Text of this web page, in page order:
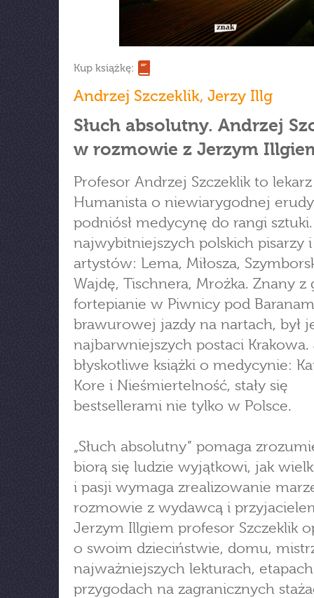
Kup książkę:
Andrzej Szczeklik, Jerzy Illg
Słuch absolutny. Andrzej
w rozmowie z Jerzym
Profesor Andrzej Szczeklik to
Humanista o niewiarygodnej
podniósł medycynę do rangi sztuki.
najwybitniejszych polskich pisarzy i
artystów: Lema, Miłosza,
Wajdę, Tischnera, Mrożka. Znany z
fortepianie w Piwnicy pod
brawurowej jazdy na nartach, był
najbarwniejszych postaci Krakowa.
błyskotliwe książki o medycynie:
Kore i Nieśmiertelność, stały się
bestsellerami nie tylko w Polsce.
„Słuch absolutny” pomaga
biorą się ludzie wyjątkowi, jak
i pasji wymaga zrealizowanie
rozmowie z wydawcą i
Jerzym Illgiem profesor Szczeklik
o swoim dzieciństwie, domu,
najważniejszych lekturach,
przygodach na zagranicznych